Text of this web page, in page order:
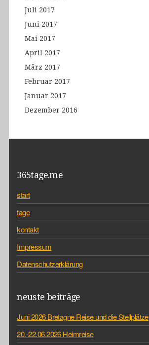
Juli 2017
Juni 2017
Mai 2017
April 2017
März 2017
Februar 2017
Januar 2017
Dezember 2016
365tage.me
start
tage
kontakt
Impressum
Datenschutzerklärung
neuste beiträge
Juni 2026 Bretagne Reise und die Stellplätze
20.-22.06.2026 Heimreise